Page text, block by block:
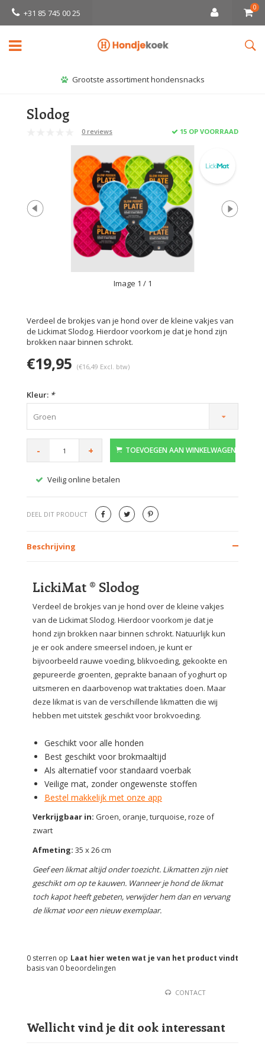
+31 85 745 00 25
0
Grootste assortiment hondensnacks
Slodog
0 reviews 15 OP VOORRAAD
Image 1 / 1
Verdeel de brokjes van je hond over de kleine vakjes van
de Lickimat Slodog. Hierdoor voorkom je dat je hond zijn
brokken naar binnen schrokt.
€19,95 (€16,49 Excl. btw)
Kleur: *
Groen
- + TOEVOEGEN AAN WINKELWAGEN
Veilig online betalen
DEEL DIT PRODUCT
Beschrijving
LickiMat ® Slodog
Verdeel de brokjes van je hond over de kleine vakjes
van de Lickimat Slodog. Hierdoor voorkom je dat je
hond zijn brokken naar binnen schrokt. Natuurlijk kun
je er ook andere smeersel indoen, je kunt er
bijvoorbeeld rauwe voeding, blikvoeding, gekookte en
gepureerde groenten, geprakte banaan of yoghurt op
uitsmeren en daarbovenop wat traktaties doen. Maar
deze likmat is van de verschillende likmatten die wij
hebben met uitstek geschikt voor brokvoeding.
Geschikt voor alle honden
Best geschikt voor brokmaaltijd
Als alternatief voor standaard voerbak
Veilige mat, zonder ongewenste stoffen
Bestel makkelijk met onze app
Verkrijgbaar in: Groen, oranje, turquoise, roze of
zwart
Afmeting: 35 x 26 cm
Geef een likmat altijd onder toezicht. Likmatten zijn niet
geschikt om op te kauwen. Wanneer je hond de likmat
toch kapot heeft gebeten, verwijder hem dan en vervang
de likmat voor een nieuw exemplaar.
Laat hier weten wat je van het product vindt
0 sterren op
basis van 0 beoordelingen
CONTACT
Wellicht vind je dit ook interessant